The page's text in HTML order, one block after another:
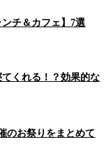
ンチ＆カフェ】7選
てくれる！？効果的な
のお祭りをまとめて